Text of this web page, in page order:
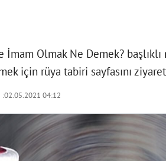
İmam Olmak Ne Demek?
için rüya tabiri sayfasını
:02.05.2021 04:12